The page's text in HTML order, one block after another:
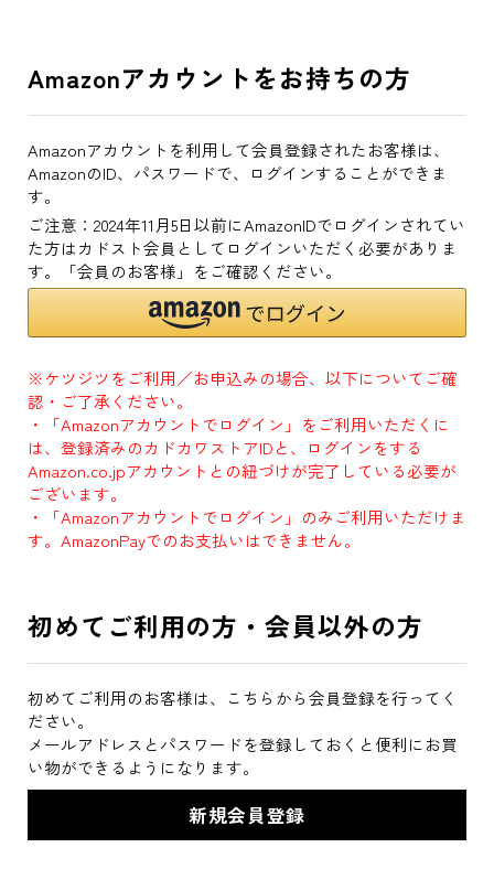
Amazonアカウントをお持ちの方
Amazonアカウントを利用して会員登録されたお客様は、
AmazonのID、パスワードで、ログインすることができま
す。
ご注意：2024年11月5日以前にAmazonIDでログインされてい
た方はカドスト会員としてログインいただく必要がありま
す。「会員のお客様」をご確認ください。
※ケツジツをご利用／お申込みの場合、以下についてご確
認・ご了承ください。
・「Amazonアカウントでログイン」をご利用いただくに
は、登録済みのカドカワストアIDと、ログインをする
Amazon.co.jpアカウントとの紐づけが完了している必要が
ございます。
・「Amazonアカウントでログイン」のみご利用いただけま
す。AmazonPayでのお支払いはできません。
初めてご利用の方・会員以外の方
初めてご利用のお客様は、こちらから会員登録を行ってく
ださい。
メールアドレスとパスワードを登録しておくと便利にお買
い物ができるようになります。